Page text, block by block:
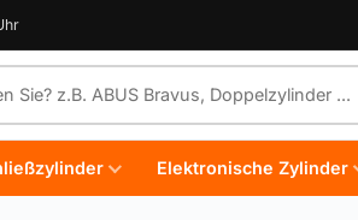
Elektronische Zylinder